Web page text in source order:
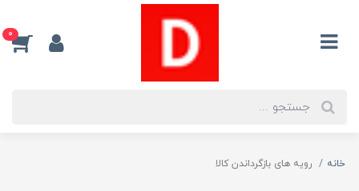
0
خانه رویه های بازگرداندن کالا